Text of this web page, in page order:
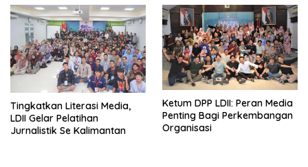
Tingkatkan Literasi Media,
LDII Gelar Pelatihan
Jurnalistik Se Kalimantan
Ketum DPP LDII: Peran Media
Penting Bagi Perkembangan
Organisasi